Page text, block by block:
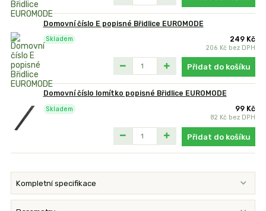
Domovní číslo E popisné Břidlice EUROMODE
249 Kč
206 Kč bez DPH
Skladem
Přidat do košíku
Domovní číslo lomítko popisné Břidlice EUROMODE
99 Kč
82 Kč bez DPH
Skladem
Přidat do košíku
Kompletní specifikace